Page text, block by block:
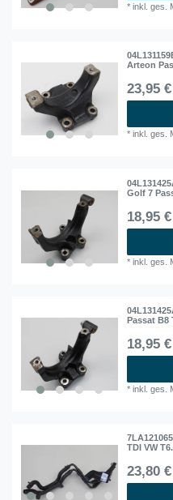
*inkl. ges.
Arteon
23,95
*inkl. ges.
Golf 7
18,95
*inkl. ges.
Passat B8
18,95
*inkl. ges.
TDI VW
23,80